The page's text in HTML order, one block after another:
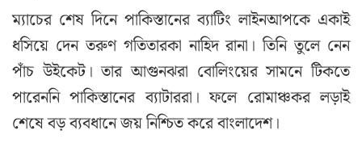
ম্যাচের শেষ দিনে পাকিস্তানের ব্যাটিং লাইনআপকে একাই
ধসিয়ে দেন তরুণ গতিতারকা নাহিদ রানা। তিনি তুলে নেন
পাঁচ উইকেট। তার আগুনঝরা বোলিংয়ের সামনে টিকতে
পারেননি পাকিস্তানের ব্যাটাররা। ফলে রোমাঞ্চকর লড়াই
শেষে বড় ব্যবধানে জয় নিশ্চিত করে বাংলাদেশ।